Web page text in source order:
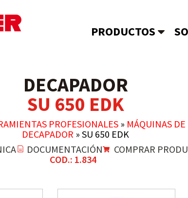
PRODUCTOS
DECAPADOR
SU 650 EDK
PROFESIONALES » MÁQUINAS
DECAPADOR » SU 650 EDK
DOCUMENTACIÓN
COMPRAR
COD.: 1.834